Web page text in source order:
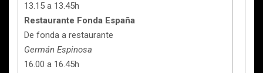
13.15 a 13.45h
Restaurante Fonda España
De fonda a restaurante
Germán Espinosa
16.00 a 16.45h